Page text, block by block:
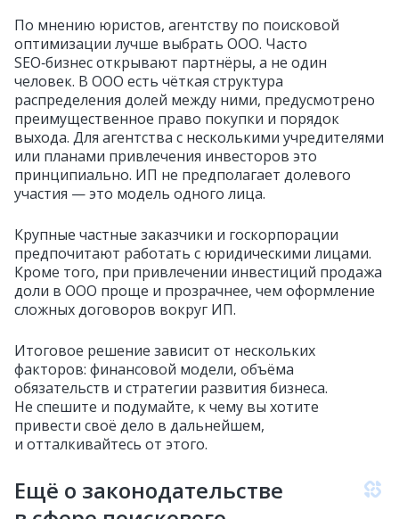
По мнению юристов, агентству по поисковой
оптимизации лучше выбрать ООО. Часто
SEO‑бизнес открывают партнёры, а не один
человек. В ООО есть чёткая структура
распределения долей между ними, предусмотрено
преимущественное право покупки и порядок
выхода. Для агентства с несколькими учредителями
или планами привлечения инвесторов это
принципиально. ИП не предполагает долевого
участия — это модель одного лица.
Крупные частные заказчики и госкорпорации
предпочитают работать с юридическими лицами.
Кроме того, при привлечении инвестиций продажа
доли в ООО проще и прозрачнее, чем оформление
сложных договоров вокруг ИП.
Итоговое решение зависит от нескольких
факторов: финансовой модели, объёма
обязательств и стратегии развития бизнеса.
Не спешите и подумайте, к чему вы хотите
привести своё дело в дальнейшем,
и отталкивайтесь от этого.
Ещё о законодательстве